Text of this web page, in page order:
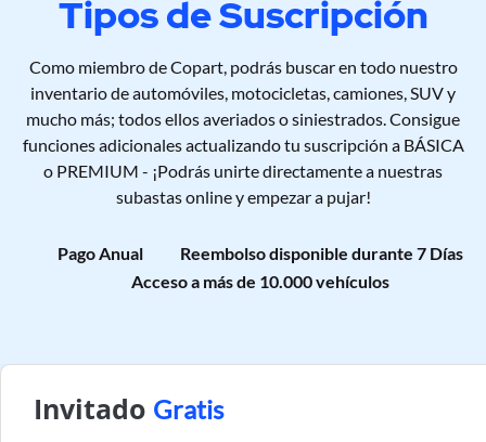
Tipos de Suscripción
Como miembro de Copart, podrás buscar en todo nuestro
inventario de automóviles, motocicletas, camiones, SUV y
mucho más; todos ellos averiados o siniestrados. Consigue
funciones adicionales actualizando tu suscripción a BÁSICA
o PREMIUM - ¡Podrás unirte directamente a nuestras
subastas online y empezar a pujar!
Pago Anual
Reembolso disponible durante 7 Días
Acceso a más de 10.000 vehículos
Invitado Gratis